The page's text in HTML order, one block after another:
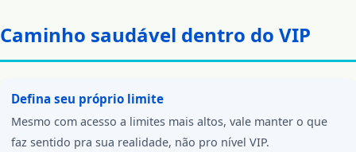
Caminho saudável dentro do VIP
Defina seu próprio limite
Mesmo com acesso a limites mais altos, vale manter o que
faz sentido pra sua realidade, não pro nível VIP.